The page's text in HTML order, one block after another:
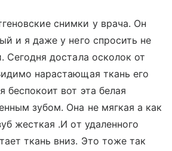
снимки у врача. Он
и я даже у него спросить не
Сегодня достала осколок от
нарастающая ткань его
беспокоит вот эта белая
зубом. Она не мягкая а как
жесткая .И от удаленного
ткань вниз. Это тоже так